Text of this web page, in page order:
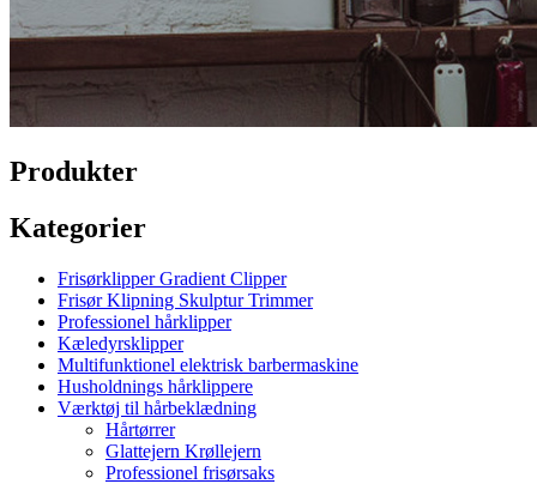
Produkter
Kategorier
Frisørklipper Gradient Clipper
Frisør Klipning Skulptur Trimmer
Professionel hårklipper
Kæledyrsklipper
Multifunktionel elektrisk barbermaskine
Husholdnings hårklippere
Værktøj til hårbeklædning
Hårtørrer
Glattejern Krøllejern
Professionel frisørsaks